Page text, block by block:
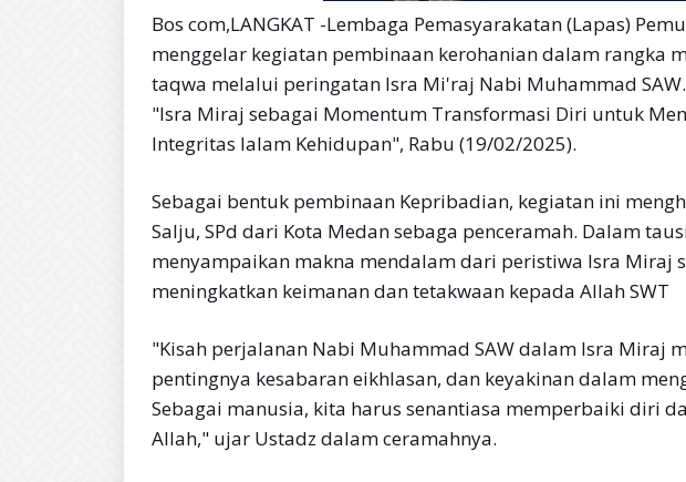
Bos com,LANGKAT -Lembaga Pemasyarakatan (Lapas)
menggelar kegiatan pembinaan kerohanian dalam rangka
taqwa melalui peringatan Isra Mi'raj Nabi Muhammad
"Isra Miraj sebagai Momentum Transformasi Diri untuk
Integritas lalam Kehidupan", Rabu (19/02/2025).
Sebagai bentuk pembinaan Kepribadian, kegiatan ini
Salju, SPd dari Kota Medan sebaga penceramah. Dalam
menyampaikan makna mendalam dari peristiwa Isra Miraj
meningkatkan keimanan dan tetakwaan kepada Allah SWT
"Kisah perjalanan Nabi Muhammad SAW dalam Isra Miraj
pentingnya kesabaran eikhlasan, dan keyakinan dalam
Sebagai manusia, kita harus senantiasa memperbaiki diri
Allah," ujar Ustadz dalam ceramahnya.